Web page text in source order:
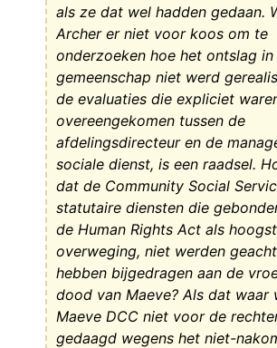
als ze dat wel hadden gedaan.
Archer er niet voor koos om te
onderzoeken hoe het ontslag in
gemeenschap niet werd
de evaluaties die expliciet
overeengekomen tussen de
afdelingsdirecteur en de
sociale dienst, is een raadsel.
dat de Community Social
statutaire diensten die
de Human Rights Act als
overweging, niet werden
hebben bijgedragen aan de
dood van Maeve? Als dat waar
Maeve DCC niet voor de
gedaagd wegens het niet-